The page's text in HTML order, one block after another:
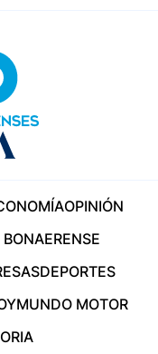
OPINIÓN
DEPORTES
MUNDO MOTOR